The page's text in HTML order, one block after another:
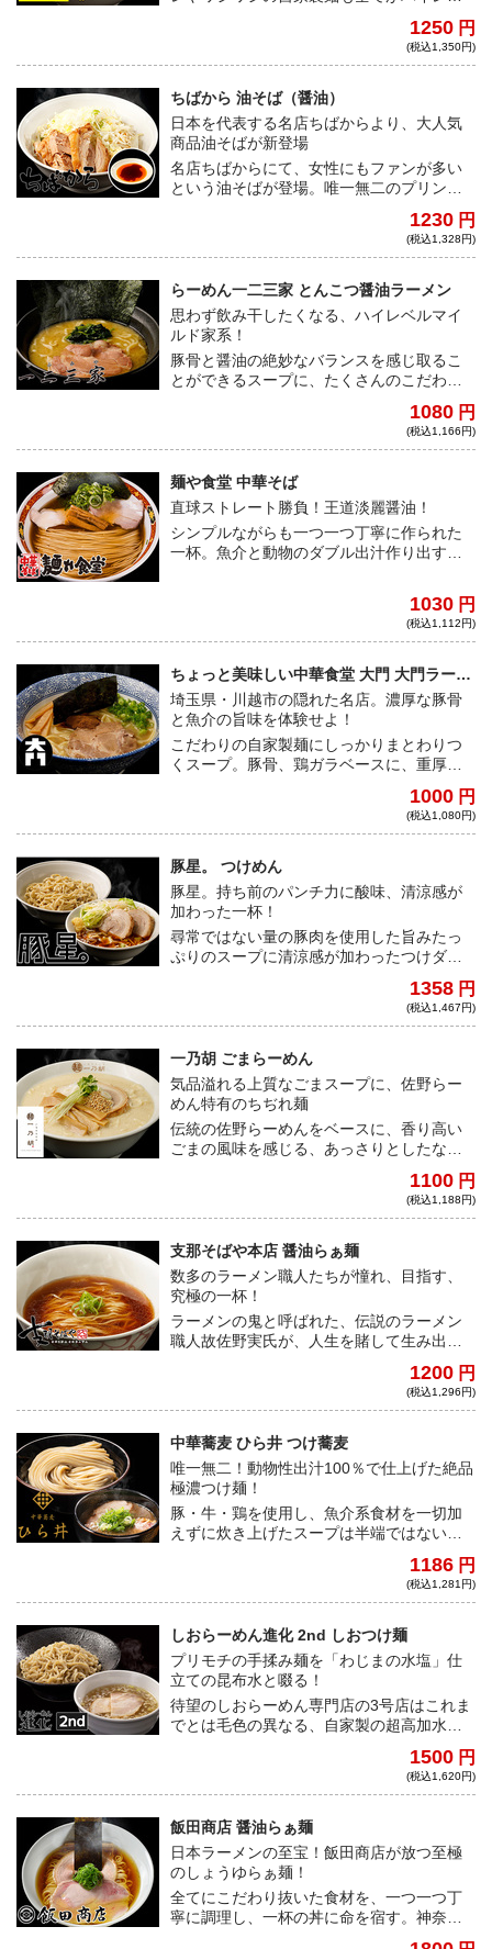
チをトッピングして、よりジャンクに堪能
1250 円
(税込1,350円)
ちばから 油そば（醤油）
日本を代表する名店ちばからより、大人気
商品油そばが新登場
名店ちばからにて、女性にもファンが多い
という油そばが登場。唯一無二のプリンプ
味わえる逸品は、らーめんと並ぶ看板商品
1230 円
(税込1,328円)
らーめん一二三家 とんこつ醤油ラーメン
思わず飲み干したくなる、ハイレベルマイ
ルド家系！
豚骨と醤油の絶妙なバランスを感じ取るこ
とができるスープに、たくさんのこだわり
優しい一二三家のラーメンは、好みによら
1080 円
(税込1,166円)
麺や食堂 中華そば
直球ストレート勝負！王道淡麗醤油！
シンプルながらも一つ一つ丁寧に作られた
一杯。魚介と動物のダブル出汁作り出す黄
1030 円
(税込1,112円)
ちょっと美味しい中華食堂 大門 大門ラーメ
ン
埼玉県・川越市の隠れた名店。濃厚な豚骨
と魚介の旨味を体験せよ！
こだわりの自家製麺にしっかりまとわりつ
くスープ。豚骨、鶏ガラベースに、重厚な
1000 円
(税込1,080円)
豚星。 つけめん
豚星。持ち前のパンチ力に酸味、清涼感が
加わった一杯！
尋常ではない量の豚肉を使用した旨みたっ
ぷりのスープに清涼感が加わったつけダ
極太自家製麺と、満足度抜群のインスパイ
1358 円
(税込1,467円)
一乃胡 ごまらーめん
気品溢れる上質なごまスープに、佐野らー
めん特有のちぢれ麺
伝統の佐野らーめんをベースに、香り高い
ごまの風味を感じる、あっさりとしたなか
食感の自家製ちぢれ麺との相性も抜群だ！
1100 円
(税込1,188円)
支那そばや本店 醤油らぁ麺
数多のラーメン職人たちが憧れ、目指す、
究極の一杯！
ラーメンの鬼と呼ばれた、伝説のラーメン
職人故佐野実氏が、人生を賭して生み出し
の妥協なく追い求め、全ての技術を詰め込
1200 円
(税込1,296円)
中華蕎麦 ひら井 つけ蕎麦
唯一無二！動物性出汁100％で仕上げた絶品
極濃つけ麺！
豚・牛・鶏を使用し、魚介系食材を一切加
えずに炊き上げたスープは半端ではない濃
た自家製極太ストレート麺に絶品極濃つけ
汁が絡み合うことでそれぞれの旨みが爆発
1186 円
(税込1,281円)
しおらーめん進化 2nd しおつけ麺
プリモチの手揉み麺を「わじまの水塩」仕
立ての昆布水と啜る！
待望のしおらーめん専門店の3号店はこれま
でとは毛色の異なる、自家製の超高加水麺
の水塩で仕上げた昆布水を麺に纏わせ、ク
リアでキレのあるつけ汁とのコンビネーシ
1500 円
(税込1,620円)
飯田商店 醤油らぁ麺
日本ラーメンの至宝！飯田商店が放つ至極
のしょうゆらぁ麺！
全てにこだわり抜いた食材を、一つ一つ丁
寧に調理し、一杯の丼に命を宿す。神奈川